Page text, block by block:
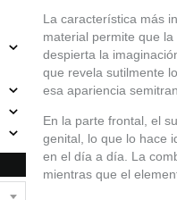
La característica más
material permite que
despierta la
que revela sutilmente
esa apariencia
En la parte frontal, el
genital, lo que lo hace
en el día a día. La
mientras que el